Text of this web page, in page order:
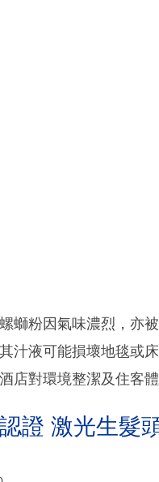
螄粉因氣味濃烈，亦
汁液可能損壞地毯或
店對環境整潔及住客
證 激光生髮